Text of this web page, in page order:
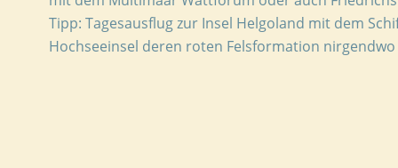
Tipp: Tagesausflug zur Insel Helgoland mit dem
Hochseeinsel deren roten Felsformation